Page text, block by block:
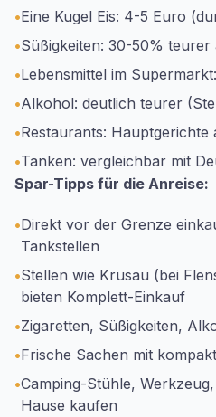
•Eine Kugel Eis: 4-5 Euro
•Süßigkeiten: 30-50% teurer
•Lebensmittel im
•Alkohol: deutlich teurer
•Restaurants: Hauptgerichte
•Tanken: vergleichbar mit
Spar-Tipps für die Anreise:
•Direkt vor der Grenze
Tankstellen
•Stellen wie Krusau (bei
bieten Komplett-Einkauf
•Zigaretten, Süßigkeiten,
•Frische Sachen mit
•Camping-Stühle,
Hause kaufen